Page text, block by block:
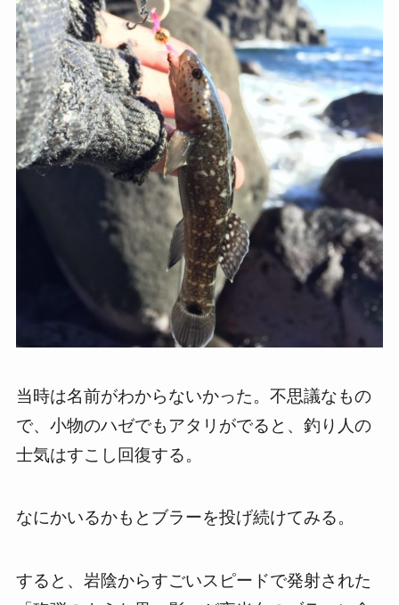
当時は名前がわからないかった。不思議なもの
で、小物のハゼでもアタリがでると、釣り人の
士気はすこし回復する。
なにかいるかもとブラーを投げ続けてみる。
すると、岩陰からすごいスピードで発射された